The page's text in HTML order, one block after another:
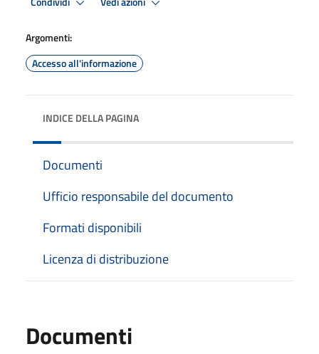
Argomenti:
Accesso all'informazione
INDICE DELLA PAGINA
Documenti
Ufficio responsabile del documento
Formati disponibili
Licenza di distribuzione
Documenti